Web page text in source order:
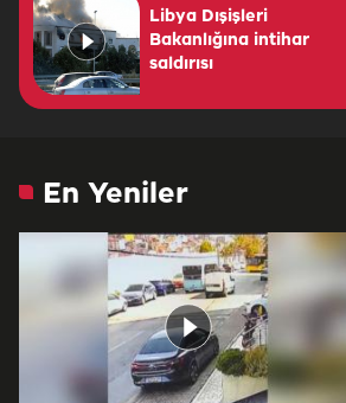
Libya Dışişleri
Bakanlığına intihar
saldırısı
En Yeniler